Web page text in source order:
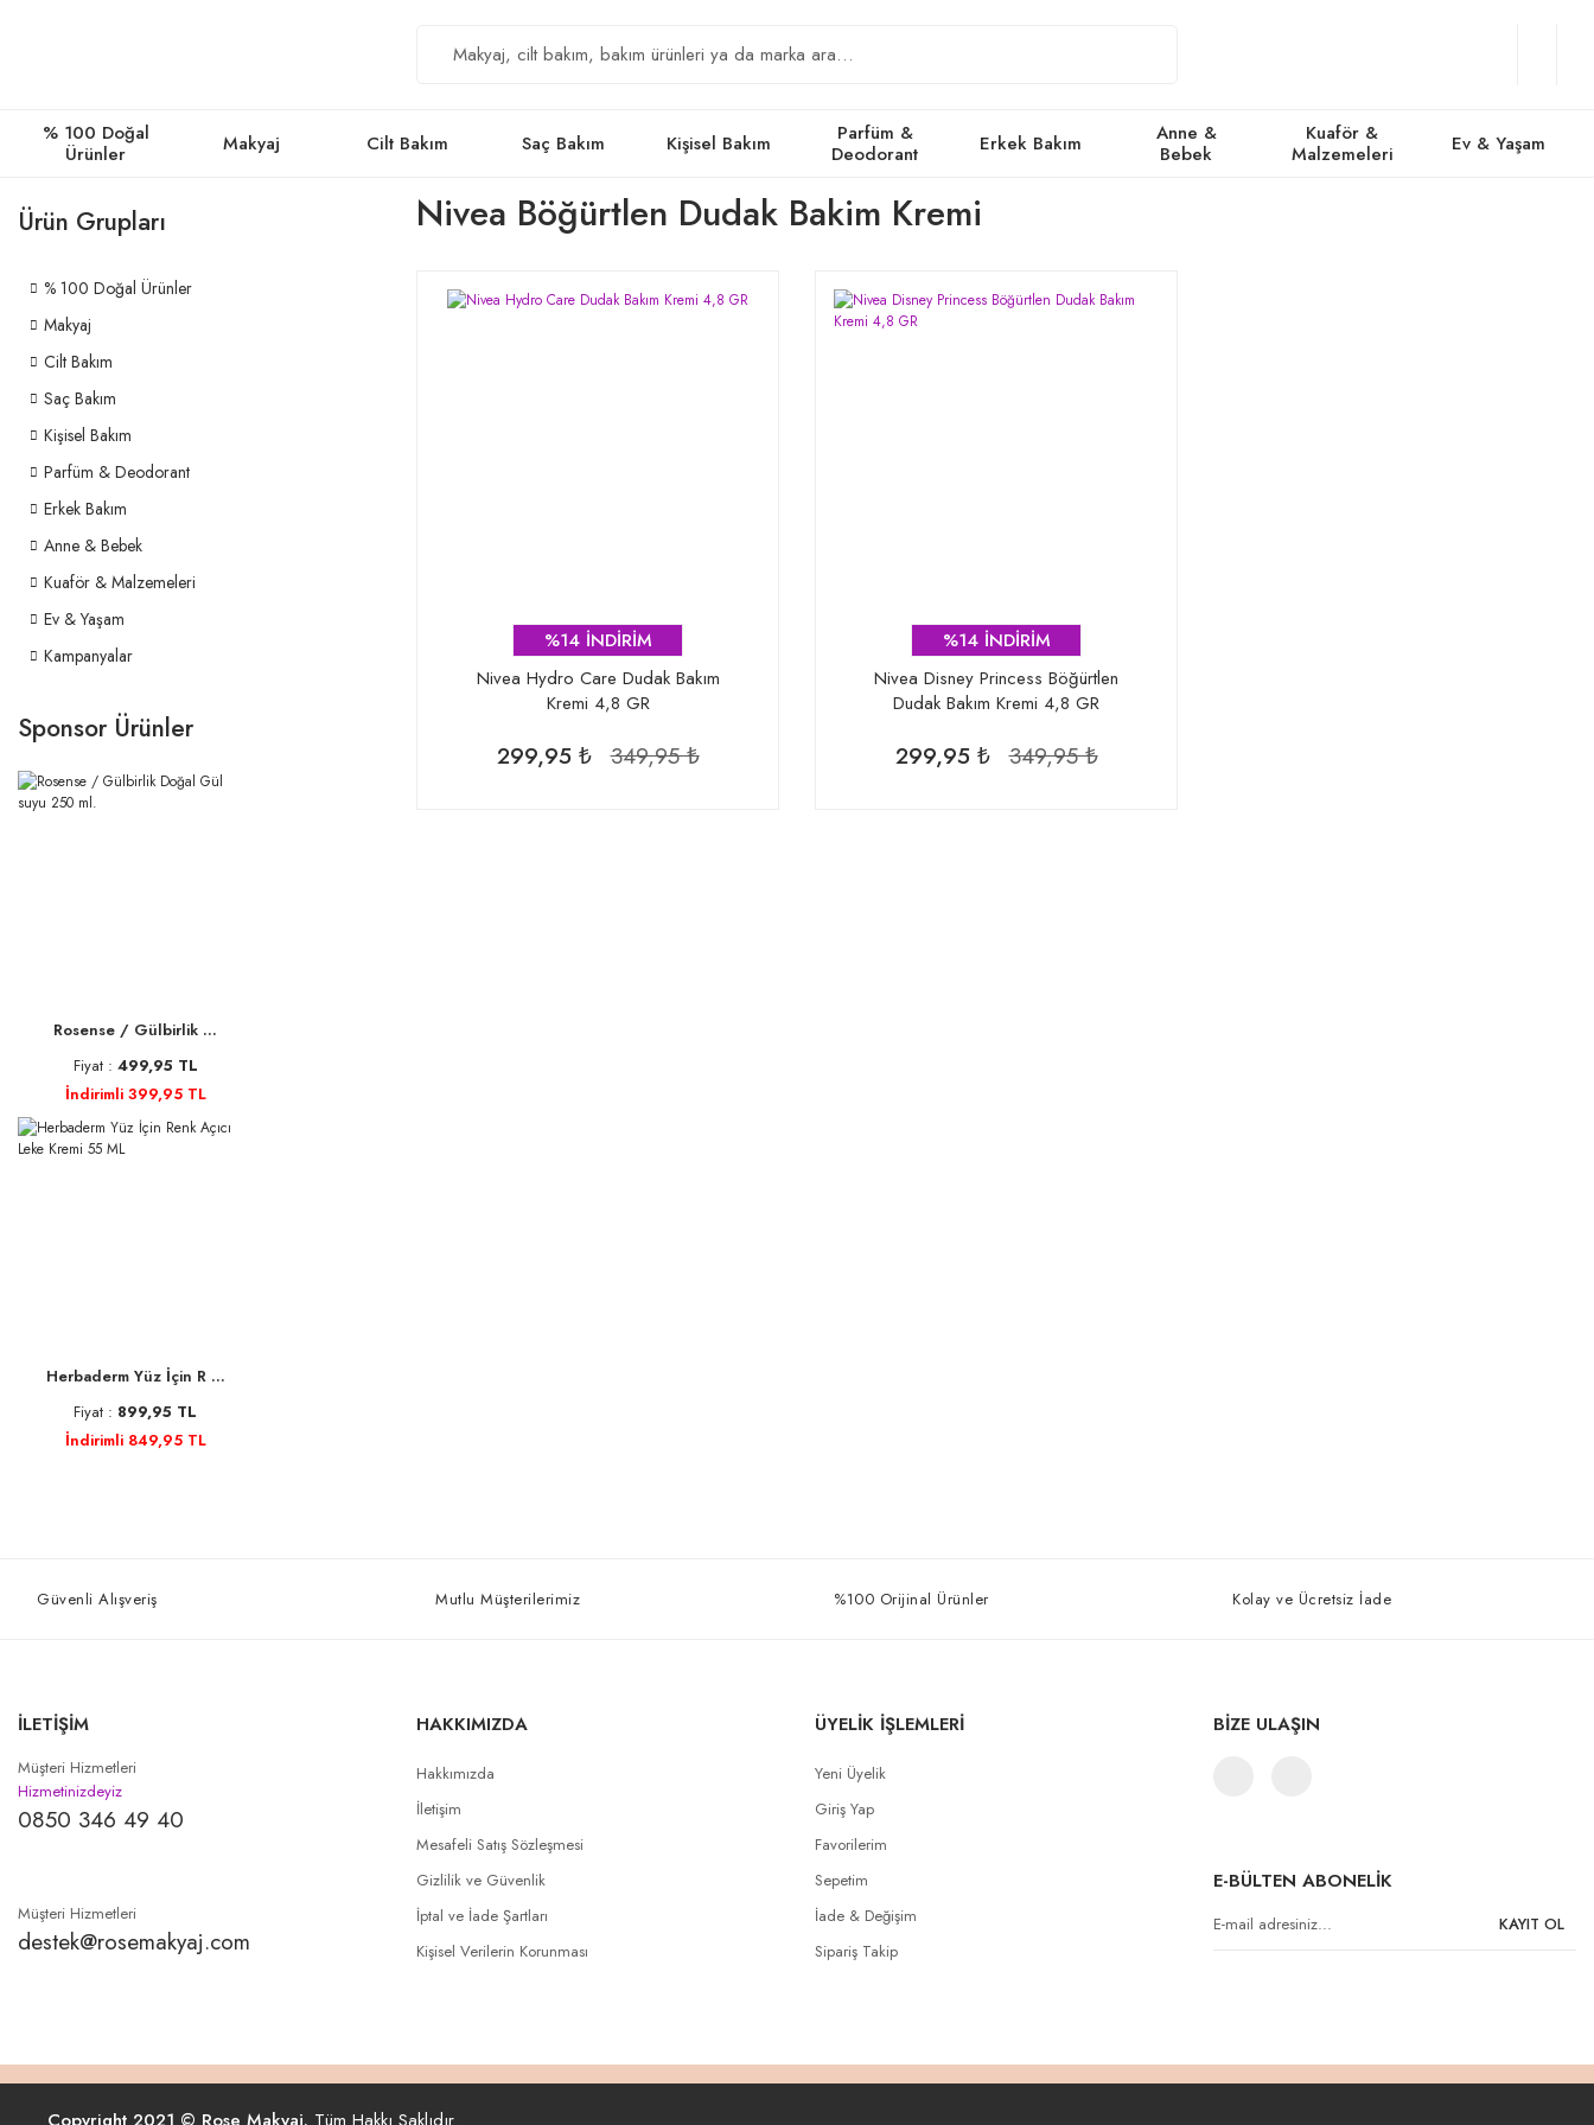
% 100 Doğal
Ürünler
Makyaj Cilt Bakım Saç Bakım Kişisel Bakım
Parfüm &
Deodorant
Erkek Bakım
Anne &
Bebek
Kuaför &
Malzemeleri
Ev & Yaşam
Ürün Grupları
% 100 Doğal Ürünler
Makyaj
Cilt Bakım
Saç Bakım
Kişisel Bakım
Parfüm & Deodorant
Erkek Bakım
Anne & Bebek
Kuaför & Malzemeleri
Ev & Yaşam
Kampanyalar
Sponsor Ürünler
Rosense / Gülbirlik ...
Fiyat : 499,95 TL
İndirimli 399,95 TL
Herbaderm Yüz İçin R ...
Fiyat : 899,95 TL
İndirimli 849,95 TL
Nivea Böğürtlen Dudak Bakim Kremi
%14 İNDİRİM
Nivea Hydro Care Dudak Bakım
Kremi 4,8 GR
299,95 ₺ 349,95 ₺
%14 İNDİRİM
Nivea Disney Princess Böğürtlen
Dudak Bakım Kremi 4,8 GR
299,95 ₺ 349,95 ₺
Güvenli Alışveriş Mutlu Müşterilerimiz %100 Orijinal Ürünler Kolay ve Ücretsiz İade
İLETİŞİM
Müşteri Hizmetleri
Hizmetinizdeyiz
0850 346 49 40
Müşteri Hizmetleri
destek@rosemakyaj.com
HAKKIMIZDA
Hakkımızda
İletişim
Mesafeli Satış Sözleşmesi
Gizlilik ve Güvenlik
İptal ve İade Şartları
Kişisel Verilerin Korunması
ÜYELİK İŞLEMLERİ
Yeni Üyelik
Giriş Yap
Favorilerim
Sepetim
İade & Değişim
Sipariş Takip
BİZE ULAŞIN
E-BÜLTEN ABONELİK
KAYIT OL